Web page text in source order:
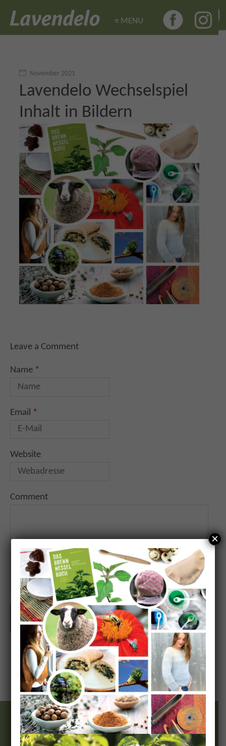
≡ MENU
≡ MENU
November 2021
Lavendelo Wechselspiel
Inhalt in Bildern
Leave a Comment
Name *
Email *
Website
Comment
Wir & Team
×